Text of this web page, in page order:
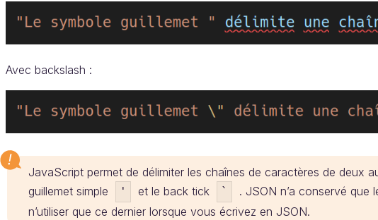
Avec backslash :
JavaScript permet de délimiter les chaînes de caractères de deux
guillemet simple
' et le back tick `
. JSON n’a conservé que
n’utiliser que ce dernier lorsque vous écrivez en JSON.